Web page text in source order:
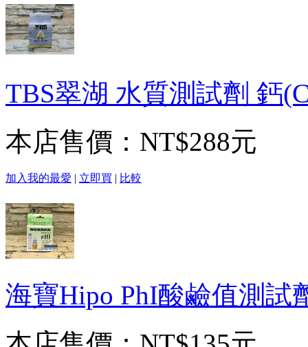
TBS翠湖 水質測試劑 鈣
本店售價： NT$288元
加入我的最愛 | 立即買 | 比較
海寶Hipo PhI酸鹼值測試